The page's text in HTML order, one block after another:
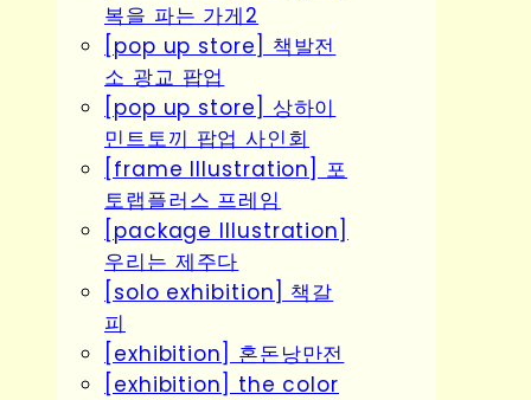
복을 파는 가게2
[pop up store] 책발전
소 광교 팝업
[pop up store] 상하이
민트토끼 팝업 사인회
[frame Illustration] 포
토랩플러스 프레임
[package Illustration]
우리는 제주다
[solo exhibition] 책갈
피
[exhibition] 혼돈낭만전
[exhibition] the color